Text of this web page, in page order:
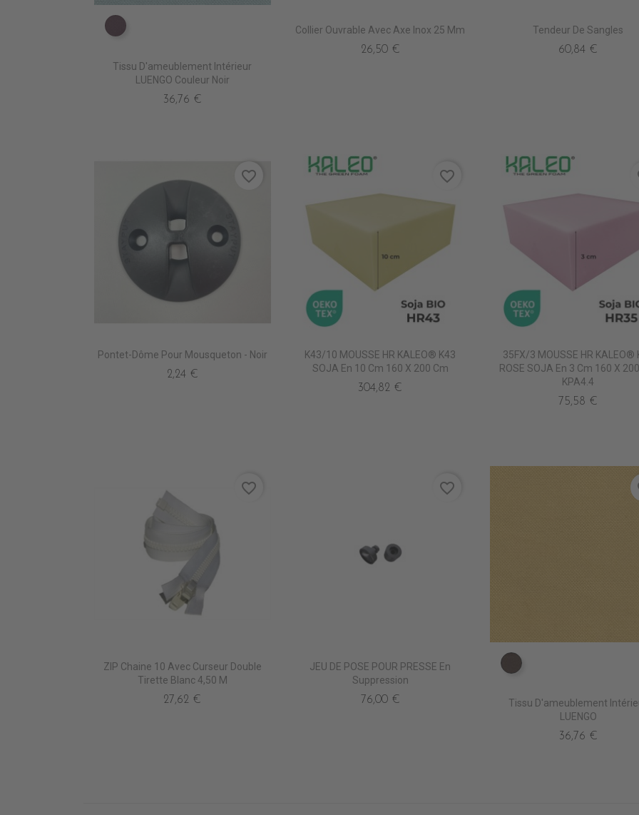
TA5210 AUBERGINE
Tissu D'ameublement Intérieur
LUENGO Couleur Noir
36,76 €
Collier Ouvrable Avec Axe Inox 25 Mm
26,50 €
Tendeur De Sangles
60,84 €
Pontet-Dôme Pour Mousqueton - Noir
2,24 €
favorite_border
K43/10 MOUSSE HR KALEO® K43
SOJA En 10 Cm 160 X 200 Cm
304,82 €
favorite_border
35FX/3 MOUSSE HR KALEO®
ROSE SOJA En 3 Cm 160 X
KPA4.4
75,58 €
ZIP Chaine 10 Avec Curseur Double
Tirette Blanc 4,50 M
27,62 €
favorite_border
JEU DE POSE POUR PRESSE En
Suppression
76,00 €
favorite_border
TA5205 EXPRESSO
Tissu D'ameublement
LUENGO
36,76 €